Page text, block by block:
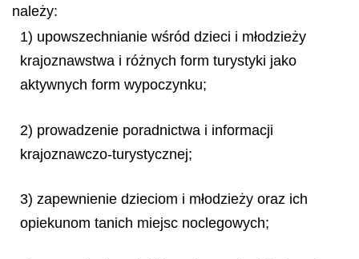
należy:
1) upowszechnianie wśród dzieci i młodzieży
krajoznawstwa i różnych form turystyki jako
aktywnych form wypoczynku;
2) prowadzenie poradnictwa i informacji
krajoznawczo-turystycznej;
3) zapewnienie dzieciom i młodzieży oraz ich
opiekunom tanich miejsc noclegowych;